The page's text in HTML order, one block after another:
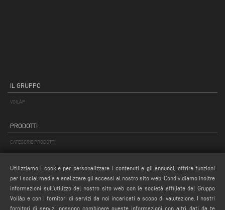
IL GRUPPO
VOILÀP
PRODOTTI
CATEGORIE PRODOTTI
APPLICAZIONI
RICERCA PRODOTTO
PRODOTTI DALLA A ALLA Z
MAIL
Utilizziamo i cookie per personalizzare i contenuti e gli annunci, offrire funzioni
per i social media e analizzare gli accessi al nostro sito web. Condividiamo inoltre
informazioni sull'utilizzo del nostro sito web con le società affiliate del Gruppo
Voilàp e con i fornitori di servizi da noi incaricati a scopo di valutazione. I nostri
fornitori di servizi possono combinare queste informazioni con altri dati da te